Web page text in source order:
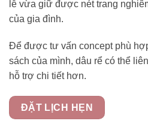
lễ vừa giữ được nét trang
của gia đình.
Để được tư vấn concept phù
sách của mình, dâu rể có thể
hỗ trợ chi tiết hơn.
ĐẶT LỊCH HẸN